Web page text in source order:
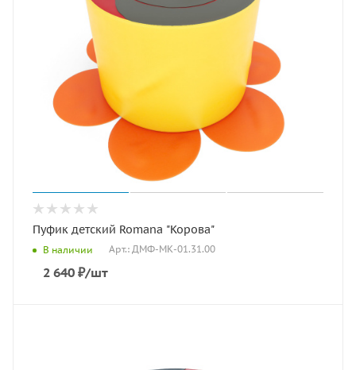
Пуфик детский Romana "Корова"
В наличии Арт.: ДМФ-МК-01.31.00
2 640 ₽/шт